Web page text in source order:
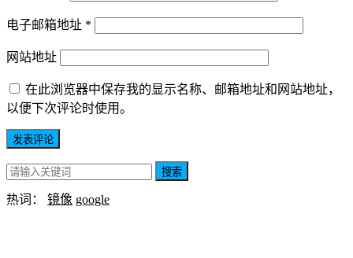
电子邮箱地址 *
网站地址
在此浏览器中保存我的显示名称、邮箱地址和网站地址，
以便下次评论时使用。
搜索
热词： 镜像 google